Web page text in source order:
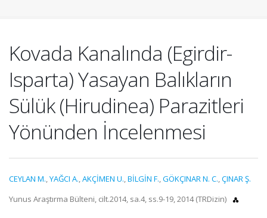
Kovada Kanalında (Egirdir-
Isparta) Yasayan Balıkların
Sülük (Hirudinea) Parazitleri
Yönünden İncelenmesi
CEYLAN M.,YAĞCI A.,AKÇİMEN U.,BİLGİN F.,GÖKÇINAR N. C.,ÇINAR Ş.
Yunus Araştırma Bülteni, cilt.2014, sa.4, ss.9-19, 2014 (TRDizin)